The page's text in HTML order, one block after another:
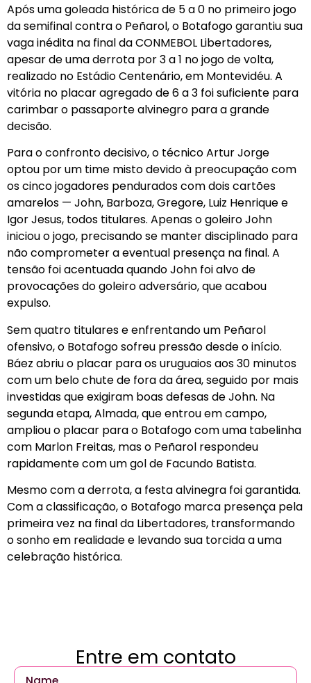
Após uma goleada histórica de 5 a 0 no primeiro jogo
da semifinal contra o Peñarol, o Botafogo garantiu sua
vaga inédita na final da CONMEBOL Libertadores,
apesar de uma derrota por 3 a 1 no jogo de volta,
realizado no Estádio Centenário, em Montevidéu. A
vitória no placar agregado de 6 a 3 foi suficiente para
carimbar o passaporte alvinegro para a grande
decisão.
Para o confronto decisivo, o técnico Artur Jorge
optou por um time misto devido à preocupação com
os cinco jogadores pendurados com dois cartões
amarelos — John, Barboza, Gregore, Luiz Henrique e
Igor Jesus, todos titulares. Apenas o goleiro John
iniciou o jogo, precisando se manter disciplinado para
não comprometer a eventual presença na final. A
tensão foi acentuada quando John foi alvo de
provocações do goleiro adversário, que acabou
expulso.
Sem quatro titulares e enfrentando um Peñarol
ofensivo, o Botafogo sofreu pressão desde o início.
Báez abriu o placar para os uruguaios aos 30 minutos
com um belo chute de fora da área, seguido por mais
investidas que exigiram boas defesas de John. Na
segunda etapa, Almada, que entrou em campo,
ampliou o placar para o Botafogo com uma tabelinha
com Marlon Freitas, mas o Peñarol respondeu
rapidamente com um gol de Facundo Batista.
Mesmo com a derrota, a festa alvinegra foi garantida.
Com a classificação, o Botafogo marca presença pela
primeira vez na final da Libertadores, transformando
o sonho em realidade e levando sua torcida a uma
celebração histórica.
Entre em contato